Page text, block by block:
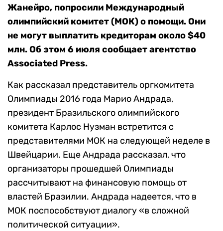
Жанейро, попросили Международный
олимпийский комитет (МОК) о помощи. Они
не могут выплатить кредиторам около $40
млн. Об этом 6 июля сообщает агентство
Associated Press.
Как рассказал представитель оргкомитета
Олимпиады 2016 года Марио Андрада,
президент Бразильского олимпийского
комитета Карлос Нузман встретится с
представителями МОК на следующей неделе в
Швейцарии. Еще Андрада рассказал, что
организаторы прошедшей Олимпиады
рассчитывают на финансовую помощь от
властей Бразилии. Андрада надеется, что в
МОК поспособствуют диалогу «в сложной
политической ситуации».